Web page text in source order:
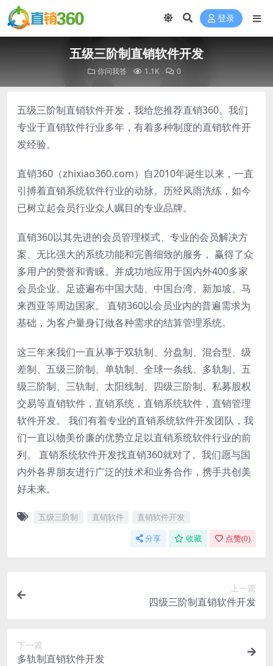
登录
五级三阶制直销软件开发
你问我答 1.1K 0
五级三阶制直销软件开发，我给您推荐直销360。我们
专业于直销软件行业多年，有着多种制度的直销软件开
发经验。
直销360（zhixiao360.com）自2010年诞生以来，一直
引搏着直销系统软件行业的动脉。历经风雨洗练，如今
已树立起会员行业众人瞩目的专业品牌。
直销360以其先进的会员管理模式、专业的会员解决方
案、无比强大的系统功能和完善细致的服务， 赢得了众
多用户的赞誉和青睐。并成功地应用于国内外400多家
会员企业。足迹遍布中国大陆、中国台湾、新加坡、马
来西亚等周边国家。 直销360以会员业内的普遍需求为
基础，为客户量身订做各种需求的结算管理系统。
这三年来我们一直从事于双轨制、分盘制、混合型、级
差制、五级三阶制、单轨制、全球一条线、多轨制、五
级三阶制、三轨制、太阳线制、四级三阶制、私募股权
交易等直销软件，直销系统，直销系统软件，直销管理
软件开发。 我们有着专业的直销系统软件开发团队，我
们一直以物美价廉的优势立足以直销系统软件行业的前
列。 直销系统软件开发找直销360就对了。我们愿与国
内外各界朋友进行广泛的技术和业务合作，携手共创美
好未来。
五级三阶制 直销软件 直销软件开发
分享 收藏 点赞(0)
上一篇
四级三阶制直销软件开发
下一篇
多轨制直销软件开发